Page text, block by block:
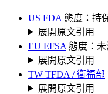
US FDA 態度：持
展開原文引用
EU EFSA 態度：
展開原文引用
TW TFDA / 衛福部
展開原文引用